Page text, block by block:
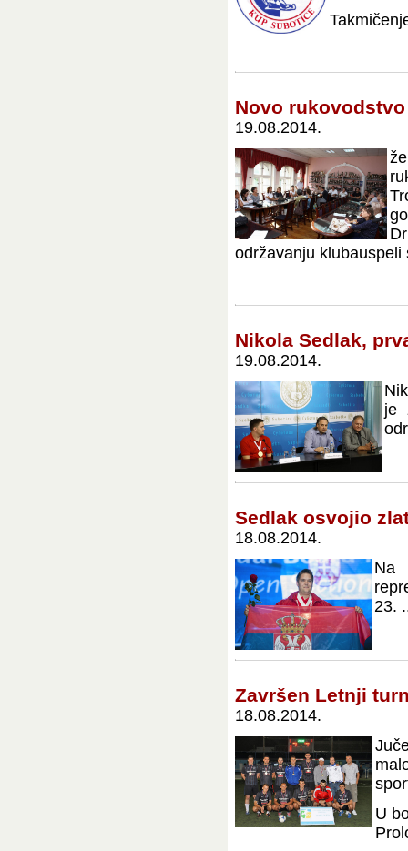
Novo
19.08.2014.
održavanju
Nikola Sedlak,
19.08.2014.
je
Sedlak osvojio
18.08.2014.
Na
23.
Završen Letnji
18.08.2014.
U